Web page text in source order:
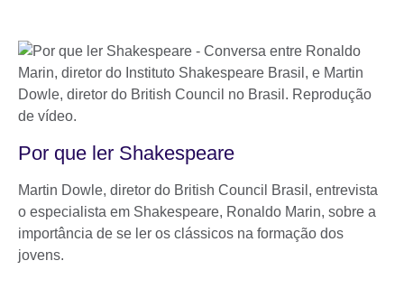
Por que ler Shakespeare
Martin Dowle, diretor do British Council Brasil, entrevista
o especialista em Shakespeare, Ronaldo Marin, sobre a
importância de se ler os clássicos na formação dos
jovens.